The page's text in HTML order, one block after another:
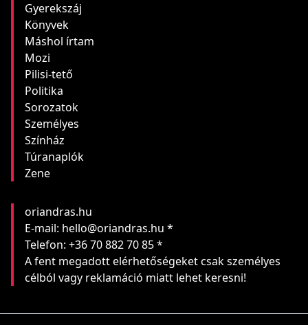
Gyerekszáj
Könyvek
Máshol írtam
Mozi
Pilisi-tető
Politika
Sorozatok
Személyes
Színház
Túranaplók
Zene
oriandras.hu
E-mail: hello@oriandras.hu *
Telefon: +36 70 882 70 85 *
A fent megadott elérhetőségeket csak személyes
célból vagy reklamáció miatt lehet keresni!